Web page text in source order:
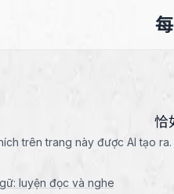
恰
trên trang này được AI tạo
luyện đọc và nghe